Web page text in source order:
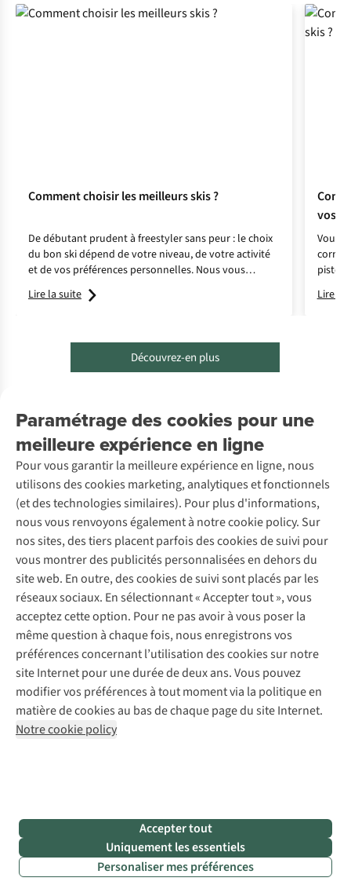
Comment choisir les meilleurs skis ?
De débutant prudent à freestyler sans peur : le choix
du bon ski dépend de votre niveau, de votre activité
et de vos préférences personnelles. Nous vous
expliquons les points importants pour faire le bon
choix.
Lire la suite
vos
Vous
pistes
il faut
Lire la
Découvrez-en plus
Paramétrage des cookies pour une
meilleure expérience en ligne
Pour vous garantir la meilleure expérience en ligne, nous
utilisons des cookies marketing, analytiques et fonctionnels
(et des technologies similaires). Pour plus d'informations,
nous vous renvoyons également à notre cookie policy. Sur
nos sites, des tiers placent parfois des cookies de suivi pour
vous montrer des publicités personnalisées en dehors du
site web. En outre, des cookies de suivi sont placés par les
réseaux sociaux. En sélectionnant « Accepter tout », vous
acceptez cette option. Pour ne pas avoir à vous poser la
même question à chaque fois, nous enregistrons vos
préférences concernant l’utilisation des cookies sur notre
site Internet pour une durée de deux ans. Vous pouvez
modifier vos préférences à tout moment via la politique en
matière de cookies au bas de chaque page du site Internet.
Notre cookie policy
Accepter tout
Uniquement les essentiels
Personaliser mes préférences
Service client
Questions fréquentes
Commander
Payer
Livraison
Retourner
Rétractation d'une commande
Entretien & réparations
Garantie
Contactez-nous
À propos de nous
Travailler chez A.S.Adventure
Explore More
Entreprise responsable
À propos d’Ayacucho
Nos magasins
À propos d’A.S.Adventure
Déclaration d'accessibilité
Nos services
Location / Location sports d’hiver
Seconde-main
Entretien de ski
Service de lavage
Entretien de chaussures
Réparation de chaussures
Réparation de vêtements
Retouches
Découvrez
A.S.Magazine
Explore Camp
Gear Check
Expertise & conseils
Abonnez-vous à la newsletter
Mentions légales
Politique de confidentialité